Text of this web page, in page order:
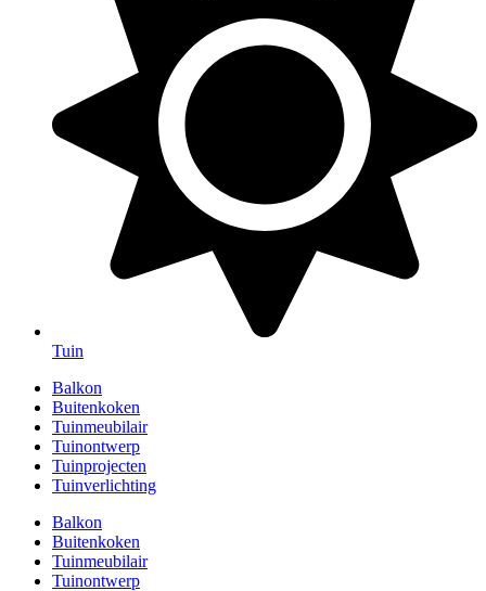
Tuin
Balkon
Buitenkoken
Tuinmeubilair
Tuinontwerp
Tuinprojecten
Tuinverlichting
Balkon
Buitenkoken
Tuinmeubilair
Tuinontwerp